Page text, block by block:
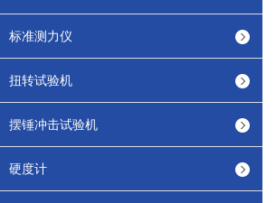
标准测力仪
扭转试验机
摆锤冲击试验机
硬度计